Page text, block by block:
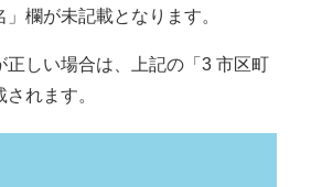
欄が未記載となります。
しい場合は、上記の「3 市区町
れます。